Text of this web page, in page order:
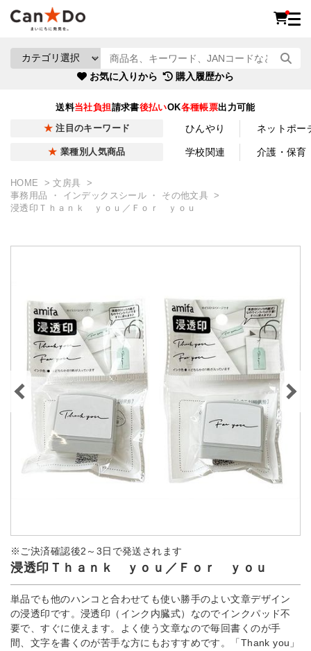
お気に入りから 購入履歴から
送料当社負担請求書後払いOK各種帳票出力可能
注目のキーワード ひんやり ネットポー
業種別人気商品 学校関連 介護・保育
HOME
文房具
事務用品 ・ インデックスシール ・ その他文具
浸透印Ｔｈａｎｋ ｙｏｕ／Ｆｏｒ ｙｏｕ
※ご決済確認後2～3日で発送されます
浸透印Ｔｈａｎｋ ｙｏｕ／Ｆｏｒ ｙｏｕ
単品でも他のハンコと合わせても使い勝手のよい文章デザイン
の浸透印です。浸透印（インク内臓式）なのでインクパッド不
要で、すぐに使えます。よく使う文章なので毎回書くのが手
間、文字を書くのが苦手な方にもおすすめです。「Thank you」